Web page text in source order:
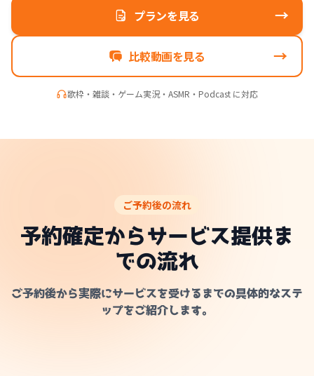
プランを見る →
比較動画を見る →
歌枠・雑談・ゲーム実況・ASMR・Podcast に対応
ご予約後の流れ
予約確定からサービス提供ま
での流れ
ご予約後から実際にサービスを受けるまでの具体的なステ
ップをご紹介します。